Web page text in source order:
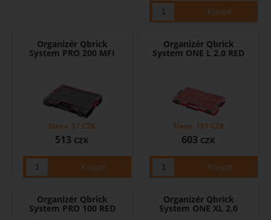
Organizér Qbrick
System PRO 200 MFI
513 CZK
Sleva 57 CZK
Organizér Qbrick
System ONE L 2.0 RED
603 CZK
Sleva 151 CZK
Organizér Qbrick
System PRO 100 RED
Organizér Qbrick
System ONE XL 2.0